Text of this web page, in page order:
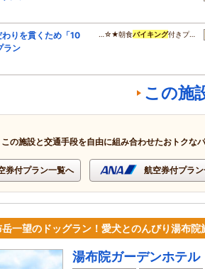
りを貫くため「10
ラン
…☆★朝食バイキング付きプ…
この施
この施設と交通手段を自由に組み合わせたおトクな
券付プラン一覧へ 航空券付プラ
岳一望のドッグラン！愛犬とのんびり湯布院
湯布院ガーデンホテル